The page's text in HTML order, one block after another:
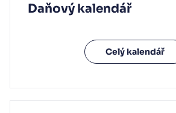
Daňový kalendář
Celý kalendář